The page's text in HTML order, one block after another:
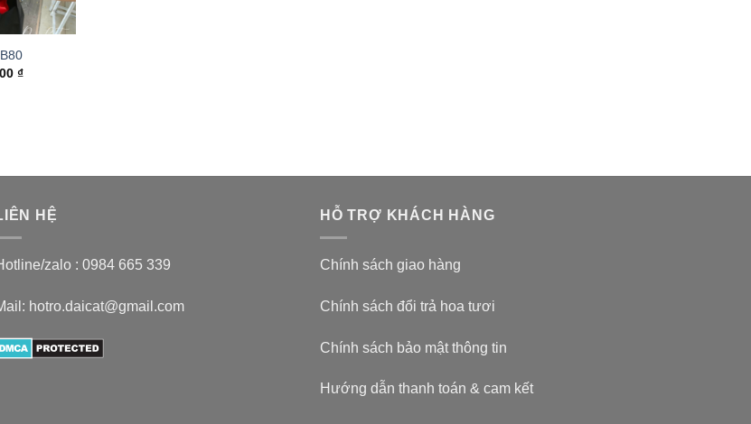
₫
HỆ
zalo : 0984 665 339
hotro.daicat@gmail.com
HỖ TRỢ KHÁCH HÀNG
Chính sách giao hàng
Chính sách đổi trả hoa tươi
Chính sách bảo mật thông tin
Hướng dẫn thanh toán & cam kết